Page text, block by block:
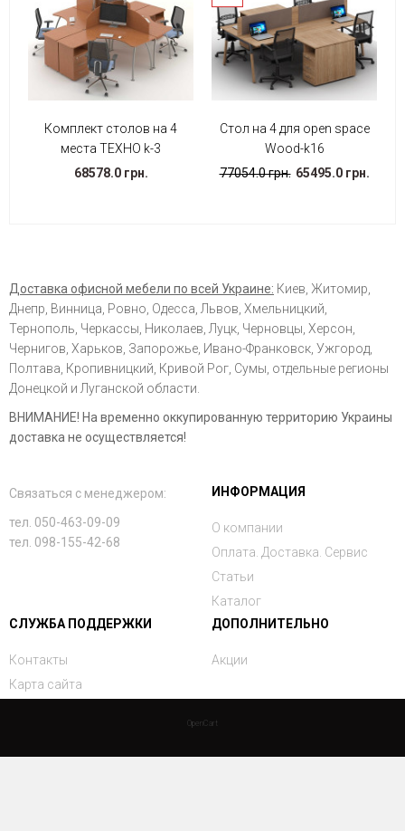
Комплект столов на 4
места ТЕХНО k-3
68578.0 грн.
Стол на 4 для open space
Wood-k16
77054.0 грн. 65495.0 грн.
Доставка офисной мебели по всей Украине: Киев, Житомир,
Днепр, Винница, Ровно, Одесса, Львов, Хмельницкий,
Тернополь, Черкассы, Николаев, Луцк, Черновцы, Херсон,
Чернигов, Харьков, Запорожье, Ивано-Франковск, Ужгород,
Полтава, Кропивницкий, Кривой Рог, Сумы, отдельные регионы
Донецкой и Луганской области.
ВНИМАНИЕ! На временно оккупированную территорию Украины
доставка не осуществляется!
Связаться с менеджером:
тел. 050-463-09-09
тел. 098-155-42-68
ИНФОРМАЦИЯ
О компании
Оплата. Доставка. Сервис
Статьи
Каталог
СЛУЖБА ПОДДЕРЖКИ
Контакты
Карта сайта
ДОПОЛНИТЕЛЬНО
Акции
OpenCart